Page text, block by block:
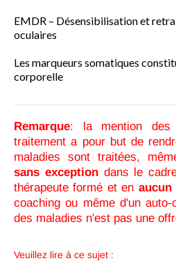
EMDR – Désensibilisation et
oculaires
Les marqueurs somatiques
corporelle
Remarque: la mention
traitement a pour but de
maladies sont traitées,
sans exceptiondans le
thérapeute formé et en aucun
coaching ou même d'un
des maladies n'est pas une
Veuillez lire à ce sujet :